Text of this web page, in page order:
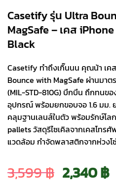
Casetify รุ่น Ultra
MagSafe – เคส
Black
Casetify ทำถึงเกิ๊นนน คุณน้า เค
Bounce with MagSafe ผ่านมา
(MIL-STD-810G) บึกบึน ถึกทนขอ
อุปกรณ์ พร้อมยกขอบจอ 1.6 มม.
คลุมฐานเลนส์ในตัว พร้อมรักษ์โล
pallets วัสดุรีไซเคิลจากเคสโทร
แวดล้อม กำจัดพลาสติกจากห่วง
3,599฿ Original
2,340฿